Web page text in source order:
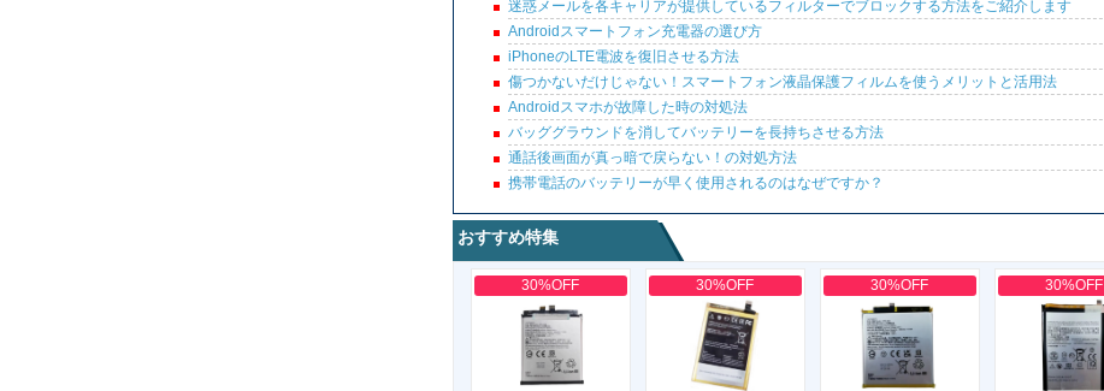
迷惑メールを各キャリアが提供しているフィルターでブロックする方法をご紹介します
Androidスマートフォン充電器の選び方
iPhoneのLTE電波を復旧させる方法
傷つかないだけじゃない！スマートフォン液晶保護フィルムを使うメリットと活用法
Androidスマホが故障した時の対処法
バッググラウンドを消してバッテリーを長持ちさせる方法
通話後画面が真っ暗で戻らない！の対処方法
携帯電話のバッテリーが早く使用されるのはなぜですか？
おすすめ特集
30%OFF 30%OFF 30%OFF 30%OFF